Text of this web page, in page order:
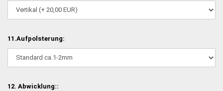
11.Aufpolsterung:
12. Abwicklung::